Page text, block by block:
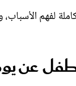
لفهم الأسباب،
عن